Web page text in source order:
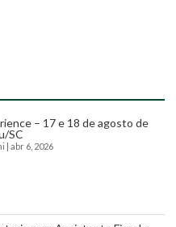
– 17 e 18 de agosto de
SC
| abr 6, 2026